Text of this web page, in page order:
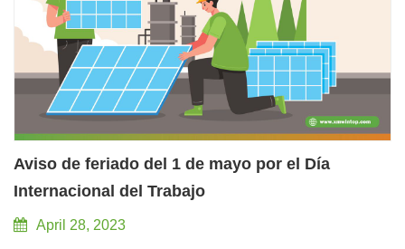
Aviso de feriado del 1 de mayo por el Día
Internacional del Trabajo
April 28, 2023